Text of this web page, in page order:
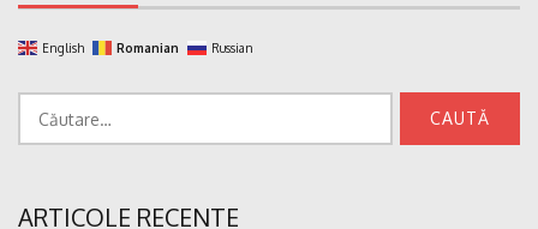
English Romanian Russian
după:
ARTICOLE RECENTE